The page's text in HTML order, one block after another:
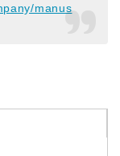
manus